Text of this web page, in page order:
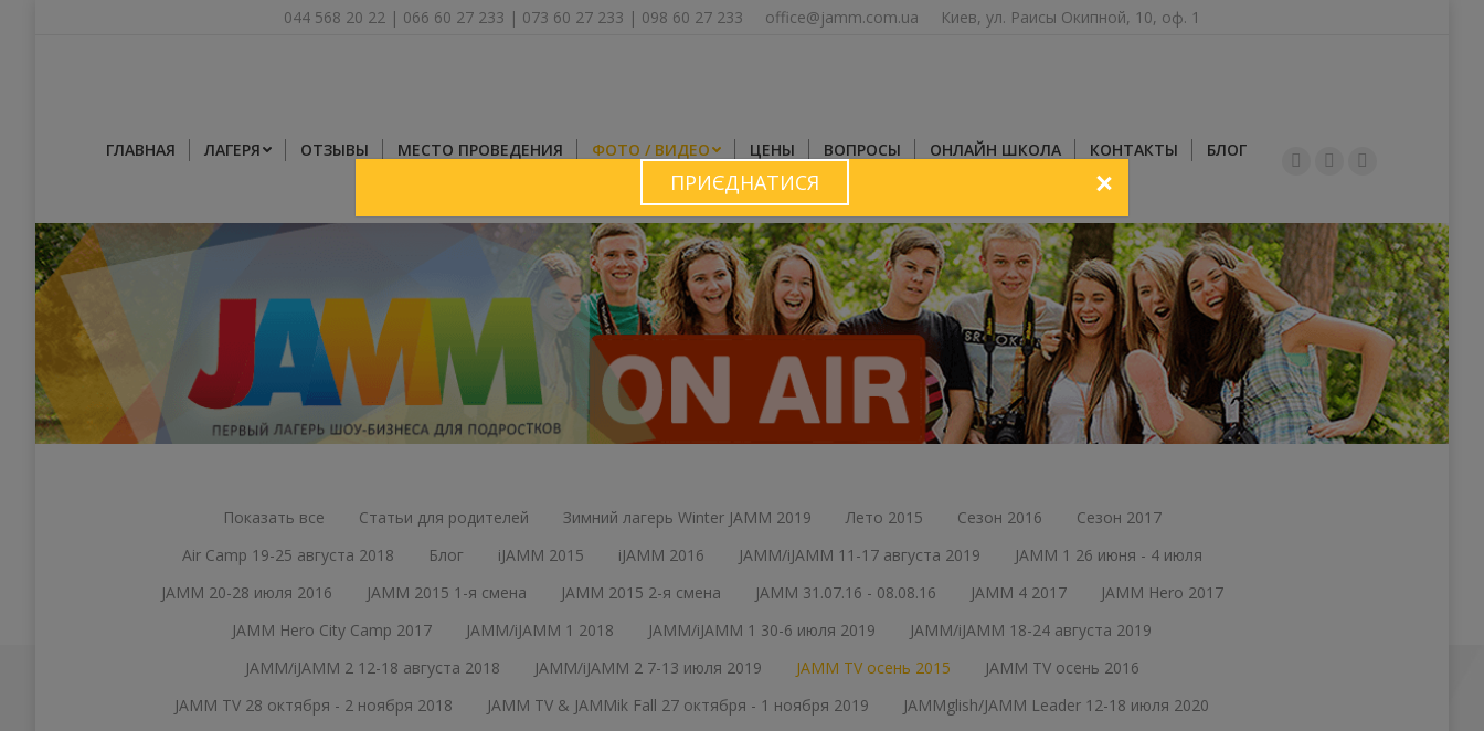
044 568 20 22 | 066 60 27 233 | 073 60 27 233 | 098 60 27 233 office@jamm.com.ua Киев, ул. Раисы Окипной, 10, оф. 1
ГЛАВНАЯ ЛАГЕРЯ ОТЗЫВЫ МЕСТО ПРОВЕДЕНИЯ ФОТО / ВИДЕО ЦЕНЫ ВОПРОСЫ ОНЛАЙН ШКОЛА КОНТАКТЫ БЛОГ
YouTube
Facebook
Instagram
Показать все Статьи для родителей Зимний лагерь Winter JAMM 2019 Лето 2015 Сезон 2016
Сезон 2017
Air Camp 19-25 августа 2018
Блог iJAMM 2015 iJAMM 2016 JAMM/iJAMM 11-17 августа 2019
JAMM 1 26 июня - 4 июля
JAMM 20-28 июля 2016
JAMM 2015 1-я смена JAMM 2015 2-я смена JAMM 31.07.16 - 08.08.16 JAMM 4 2017
JAMM Hero 2017
JAMM Hero City Camp 2017
JAMM/iJAMM 1 2018 JAMM/iJAMM 1 30-6 июля 2019
JAMM/iJAMM 18-24 августа 2019
JAMM/iJAMM 2 12-18 августа 2018
JAMM/iJAMM 2 7-13 июля 2019 JAMM TV осень 2015
JAMM TV осень 2016
JAMM TV 28 октября - 2 ноября 2018
JAMM TV & JAMMik Fall 27 октября - 1 ноября 2019
JAMMglish/JAMM Leader 12-18 июля 2020
ПРИЄДНАТИСЯ